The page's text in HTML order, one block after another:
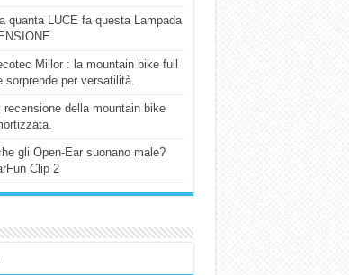
quanta LUCE fa questa Lampada
Millor : la mountain bike full
sorprende per versatilità.
recensione della mountain bike
gli Open-Ear suonano male?
Clip 2